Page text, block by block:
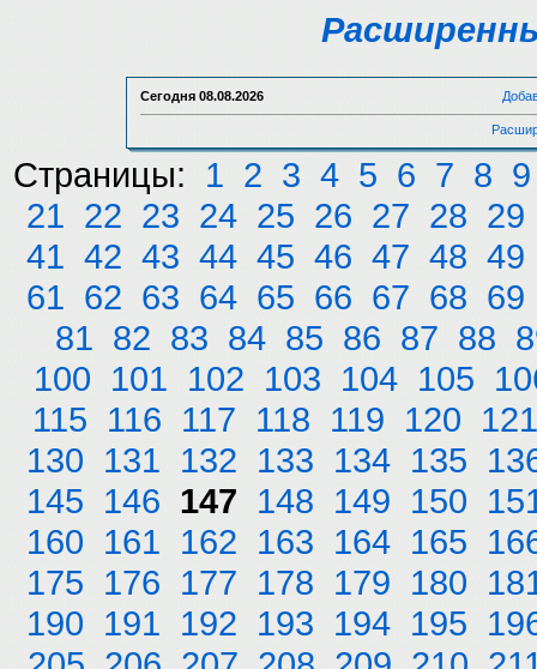
Сегодня 08.08.2026
Страницы: 1 2 3 4 5 6 7 8 9
21 22 23 24 25 26 27 28 29
41 42 43 44 45 46 47 48 49
61 62 63 64 65 66 67 68 69
81 82 83 84 85 86 87 88
100 101 102 103 104 105
115 116 117 118 119 120 121
130 131 132 133 134 135
145 146 147 148 149 150
160 161 162 163 164 165
175 176 177 178 179 180
190 191 192 193 194 195